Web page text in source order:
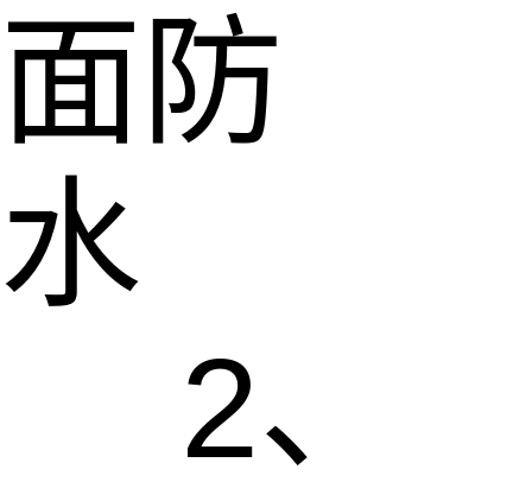
面防
水
2、